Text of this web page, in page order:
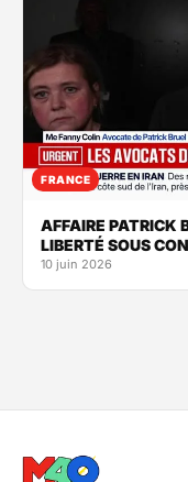
FRANCE
AFFAIRE PATRICK
LIBERTÉ SOUS
10 juin 2026